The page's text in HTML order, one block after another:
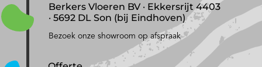
Berkers Vloeren BV · Ekkersrijt 4403
· 5692 DL Son (bij Eindhoven)
Bezoek onze showroom op afspraak